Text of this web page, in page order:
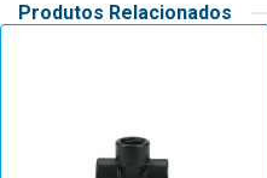
Produtos Relacionados